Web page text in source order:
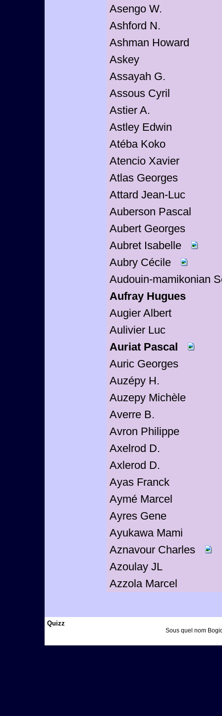
Asengo W.
Ashford N.
Ashman Howard
Askey
Assayah G.
Assous Cyril
Astier A.
Astley Edwin
Atéba Koko
Atencio Xavier
Atlas Georges
Attard Jean-Luc
Auberson Pascal
Aubert Georges
Aubret Isabelle
Aubry Cécile
Audouin-mamikonian
Aufray Hugues
Augier Albert
Aulivier Luc
Auriat Pascal
Auric Georges
Auzépy H.
Auzepy Michèle
Averre B.
Avron Philippe
Axelrod D.
Axlerod D.
Ayas Franck
Aymé Marcel
Ayres Gene
Ayukawa Mami
Aznavour Charles
Azoulay JL
Azzola Marcel
Quizz
Sous quel nom